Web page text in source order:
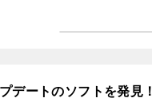
デートのソフトを発見！